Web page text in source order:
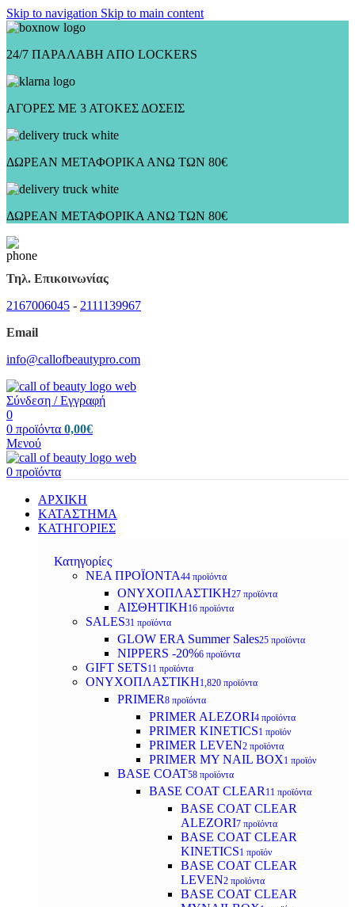
Skip to navigation Skip to main content
24/7 ΠΑΡΑΛΑΒΗ ΑΠΟ LOCKERS
ΑΓΟΡΕΣ ΜΕ 3 ΑΤΟΚΕΣ ΔΟΣΕΙΣ
ΔΩΡΕΑΝ ΜΕΤΑΦΟΡΙΚΑ ΑΝΩ ΤΩΝ 80€
ΔΩΡΕΑΝ ΜΕΤΑΦΟΡΙΚΑ ΑΝΩ ΤΩΝ 80€
Τηλ. Επικοινωνίας
2167006045 - 2111139967
Email
info@callofbeautypro.com
Σύνδεση / Εγγραφή
0
0 προϊόντα 0,00€
Μενού
0 προϊόντα
ΑΡΧΙΚΗ
ΚΑΤΑΣΤΗΜΑ
ΚΑΤΗΓΟΡΙΕΣ
Κατηγορίες
ΝΕΑ ΠΡΟΪΟΝΤΑ44 προϊόντα
ΟΝΥΧΟΠΛΑΣΤΙΚΗ27 προϊόντα
ΑΙΣΘΗΤΙΚΗ16 προϊόντα
SALES31 προϊόντα
GLOW ERA Summer Sales25 προϊόντα
NIPPERS -20%6 προϊόντα
GIFT SETS11 προϊόντα
ΟΝΥΧΟΠΛΑΣΤΙΚΗ1,820 προϊόντα
PRIMER8 προϊόντα
PRIMER ALEZORI4 προϊόντα
PRIMER KINETICS1 προϊόν
PRIMER LEVEN2 προϊόντα
PRIMER MY NAIL BOX1 προϊόν
BASE COAT58 προϊόντα
BASE COAT CLEAR 11 προϊόντα
BASE COAT CLEAR
ALEZORI7 προϊόντα
BASE COAT CLEAR
KINETICS1 προϊόν
BASE COAT CLEAR
LEVEN2 προϊόντα
BASE COAT CLEAR